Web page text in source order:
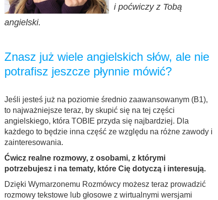
i poćwiczy z Tobą
angielski.
Znasz już wiele angielskich słów, ale nie
potrafisz jeszcze płynnie mówić?
Jeśli jesteś już na poziomie średnio zaawansowanym (B1),
to najważniejsze teraz, by skupić się na tej części
angielskiego, która TOBIE przyda się najbardziej. Dla
każdego to będzie inna część ze względu na różne zawody i
zainteresowania.
Ćwicz realne rozmowy, z osobami, z którymi
potrzebujesz i na tematy, które Cię dotyczą i interesują.
Dzięki Wymarzonemu Rozmówcy możesz teraz prowadzić
rozmowy tekstowe lub głosowe z wirtualnymi wersjami